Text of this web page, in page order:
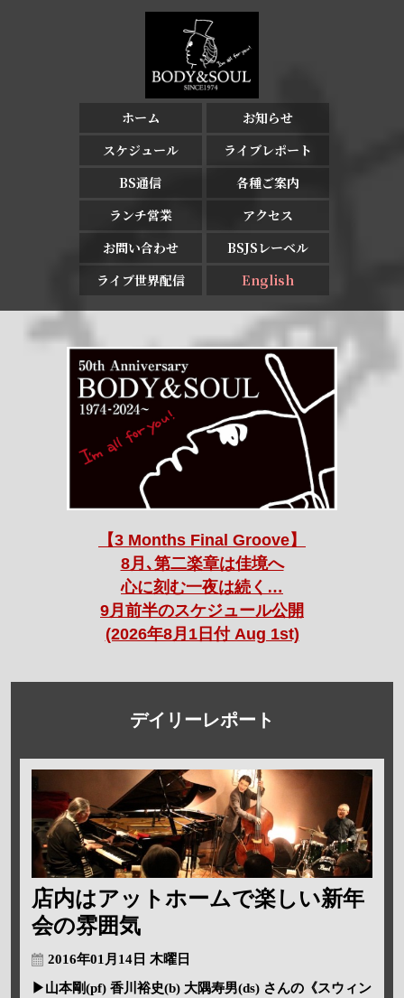
ホーム
お知らせ
スケジュール
ライブレポート
BS通信
各種ご案内
ランチ営業
アクセス
お問い合わせ
BSJSレーベル
ライブ世界配信
English
【3 Months Final Groove】
8月､第二楽章は佳境へ
心に刻む一夜は続く…
9月前半のスケジュール公開
(2026年8月1日付 Aug 1st)
デイリーレポート
店内はアットホームで楽しい新年
会の雰囲気
2016年01月14日 木曜日
▶山本剛(pf) 香川裕史(b) 大隅寿男(ds) さんの《スウィン